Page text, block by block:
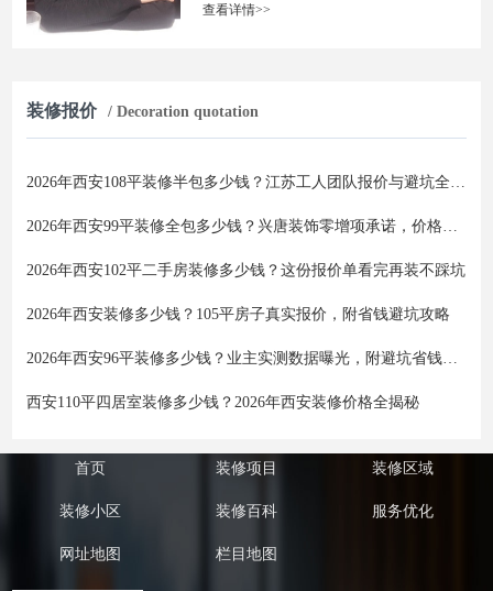
查看详情>>
装修报价 / Decoration quotation
2026年西安108平装修半包多少钱？江苏工人团队报价与避坑全攻略
2026年西安99平装修全包多少钱？兴唐装饰零增项承诺，价格透明不踩坑
2026年西安102平二手房装修多少钱？这份报价单看完再装不踩坑
2026年西安装修多少钱？105平房子真实报价，附省钱避坑攻略
2026年西安96平装修多少钱？业主实测数据曝光，附避坑省钱全攻略
西安110平四居室装修多少钱？2026年西安装修价格全揭秘
首页 装修项目 装修区域
装修小区 装修百科 服务优化
网址地图 栏目地图